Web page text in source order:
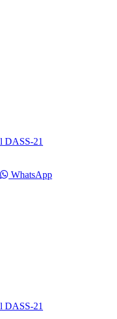
DASS-21
WhatsApp
DASS-21